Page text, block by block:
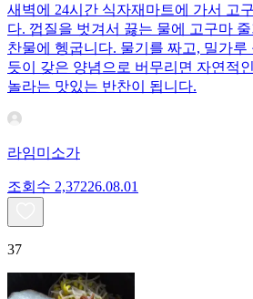
새벽에 24시간 식자재마트에 가서 고
다. 껍질을 벗겨서 끓는 물에 고구마
찬물에 헹굽니다. 물기를 짜고, 밀가
듯이 갖은 양념으로 버무리면 자연적
놀라는 맛있는 반찬이 됩니다.
라임미소가
조회수 2,37226.08.01
37